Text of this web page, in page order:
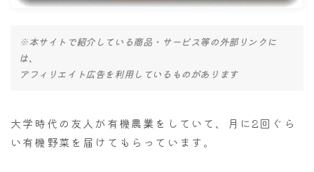
※本サイトで紹介している商品・サービス等の外部リンクに
は、
アフィリエイト広告を利用しているものがあります
大学時代の友人が有機農業をしていて、月に2回ぐら
い有機野菜を届けてもらっています。